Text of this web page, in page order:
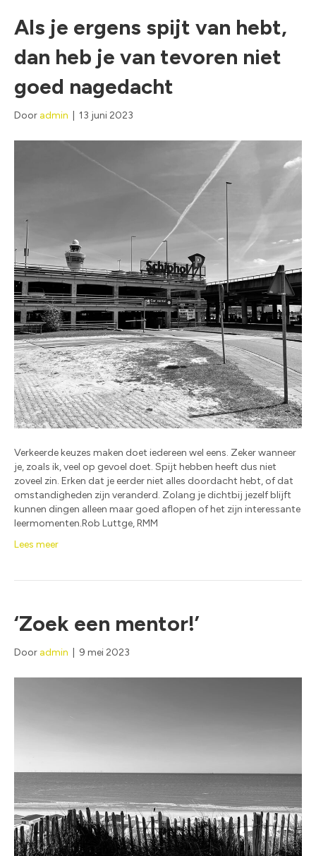
Als je ergens spijt van hebt,
dan heb je van tevoren niet
goed nagedacht
Door admin 13 juni 2023
Verkeerde keuzes maken doet iedereen wel eens. Zeker wanneer
je, zoals ik, veel op gevoel doet. Spijt hebben heeft dus niet
zoveel zin. Erken dat je eerder niet alles doordacht hebt, of dat
omstandigheden zijn veranderd. Zolang je dichtbij jezelf blijft
kunnen dingen alleen maar goed aflopen of het zijn interessante
leermomenten.Rob Luttge, RMM
Lees meer
‘Zoek een mentor!’
Door admin 9 mei 2023